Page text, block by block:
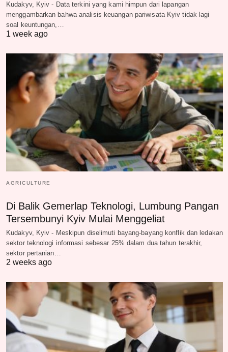
Kudakyv, Kyiv - Data terkini yang kami himpun dari lapangan
menggambarkan bahwa analisis keuangan pariwisata Kyiv tidak lagi
soal keuntungan,…
1 week ago
AGRICULTURE
Di Balik Gemerlap Teknologi, Lumbung Pangan
Tersembunyi Kyiv Mulai Menggeliat
Kudakyv, Kyiv - Meskipun diselimuti bayang-bayang konflik dan ledakan
sektor teknologi informasi sebesar 25% dalam dua tahun terakhir,
sektor pertanian…
2 weeks ago